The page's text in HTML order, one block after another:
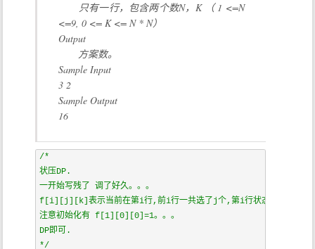
只有一行，包含两个数N，K （ 1 <=N
<=9, 0 <= K <= N * N）
Output
方案数。
Sample Input
3 2
Sample Output
16
/*
状压DP.
一开始写残了 调了好久。。。
f[i][j][k]表示当前在第i行,前i行一共选了j个,第i行状态为k的方案
注意初始化有 f[1][0][0]=1。。。
DP即可.
*/